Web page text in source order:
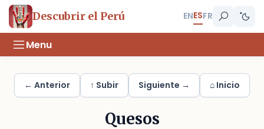
Descubrir el Perú ENESFR
Menu
← Anterior ↑ Subir Siguiente → ⌂ Inicio
Quesos